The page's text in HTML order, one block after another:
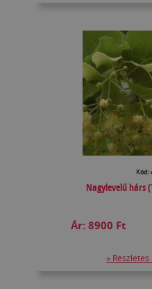
Kód:
Nagylevelű hárs
Ár:8900 Ft
»